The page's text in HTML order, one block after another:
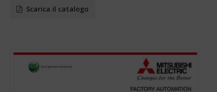
Scarica il catalogo